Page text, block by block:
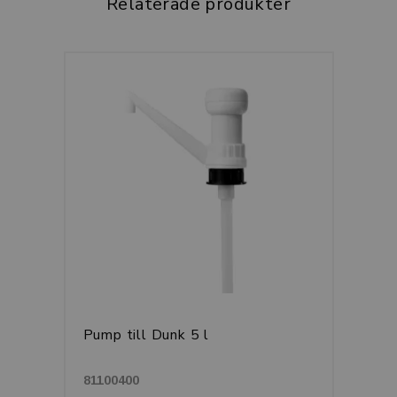
Pump till Dunk 5 l
81100400